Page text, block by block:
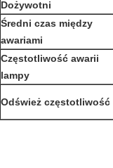
Dożywotni
Średni czas między
awariami
Częstotliwość awarii
lampy
Odśwież częstotliwość